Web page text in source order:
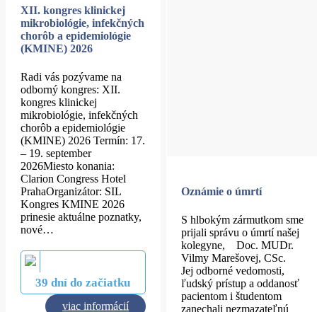
XII. kongres klinickej
mikrobiológie, infekčných
chorôb a epidemiológie
(KMINE) 2026
Radi vás pozývame na
odborný kongres: XII.
kongres klinickej
mikrobiológie, infekčných
chorôb a epidemiológie
(KMINE) 2026 Termín: 17.
– 19. september
2026Miesto konania:
Clarion Congress Hotel
PrahaOrganizátor: SIL
Kongres KMINE 2026
prinesie aktuálne poznatky,
nové…
39 dní do začiatku
viac informácií
Oznámie o úmrtí
S hlbokým zármutkom sme
prijali správu o úmrtí našej
kolegyne, Doc. MUDr.
Vilmy Marešovej, CSc.
Jej odborné vedomosti,
ľudský prístup a oddanosť
pacientom i študentom
zanechali nezmazateľnú